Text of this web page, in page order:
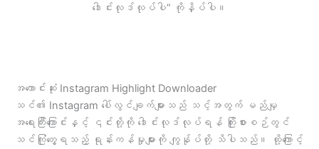
ဒေါင်းလုဒ်လုပ်ပါ” ကိုနှိပ်ပါ။
အကောင်းဆုံး Instagram Highlight Downloader
သင်၏ Instagram ပေါ်လွင်ချက်များသည် သင့်အတွက် မည်မျှ
အရေးကြီးကြောင်းနှင့် ၎င်းတို့ကို ဒေါင်းလုဒ်လုပ်ရန် ကြိုးစားစဉ်တွင်
သင်ကြုံတွေ့ရသည့် ရုန်းကန်မှုများကို ကျွန်ုပ်တို့ သိပါသည်။ ထို့ကြောင့်